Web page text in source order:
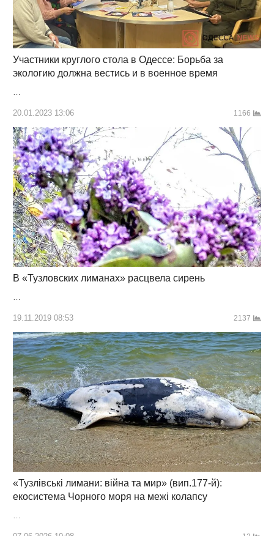
Участники круглого стола в Одессе: Борьба за
экологию должна вестись и в военное время
20.01.2023 13:06 1166
В «Тузловских лиманах» расцвела сирень
…
19.11.2019 08:53 2137
«Тузлівські лимани: війна та мир» (вип.177-й):
екосистема Чорного моря на межі колапсу
…